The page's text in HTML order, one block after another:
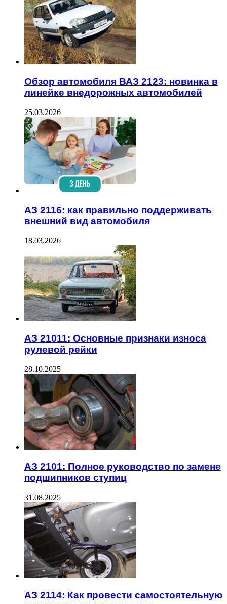
Обзор автомобиля ВАЗ 2123: новинка в
линейке внедорожных автомобилей
25.03.2026
АЗ 2116: как правильно поддерживать
внешний вид автомобиля
18.03.2026
АЗ 21011: Основные признаки износа
рулевой рейки
28.10.2025
АЗ 2101: Полное руководство по замене
подшипников ступиц
31.08.2025
АЗ 2114: Как провести самостоятельную